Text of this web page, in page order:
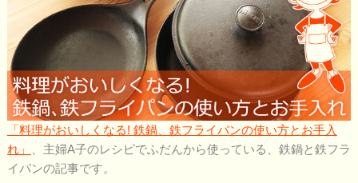
「料理がおいしくなる! 鉄鍋、鉄フライパンの使い方とお手入
れ」
、主婦A子のレシピでふだんから使っている、鉄鍋と鉄フラ
イパンの記事です。